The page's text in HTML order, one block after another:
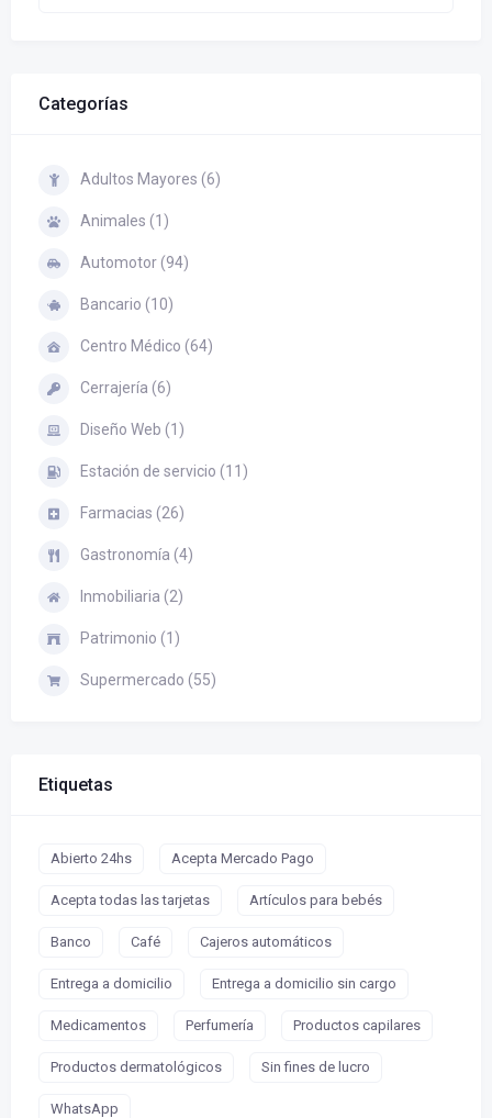
Categorías
Adultos Mayores (6)
Animales (1)
Automotor (94)
Bancario (10)
Centro Médico (64)
Cerrajería (6)
Diseño Web (1)
Estación de servicio (11)
Farmacias (26)
Gastronomía (4)
Inmobiliaria (2)
Patrimonio (1)
Supermercado (55)
Etiquetas
Abierto 24hs Acepta Mercado Pago
Acepta todas las tarjetas Artículos para bebés
Banco Café Cajeros automáticos
Entrega a domicilio Entrega a domicilio sin cargo
Medicamentos Perfumería Productos capilares
Productos dermatológicos Sin fines de lucro
WhatsApp